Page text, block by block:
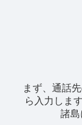
まず、通話
ら入力します
諸島